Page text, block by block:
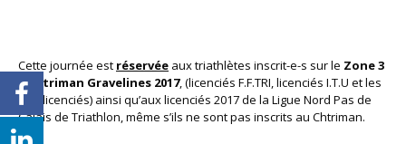
Cette journée est réservée aux triathlètes inscrit-e-s sur le Zone 3
– Chtriman Gravelines 2017, (licenciés F.F.TRI, licenciés I.T.U et les
non licenciés) ainsi qu’aux licenciés 2017 de la Ligue Nord Pas de
Calais de Triathlon, même s’ils ne sont pas inscrits au Chtriman.